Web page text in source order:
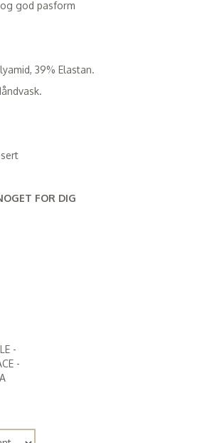
god pasform
39% Elastan.
FOR DIG
-
-